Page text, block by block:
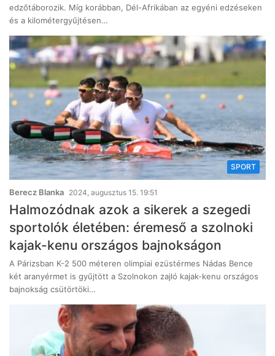
edzőtáborozik. Míg korábban, Dél-Afrikában az egyéni edzéseken
és a kilométergyűjtésen…
SPORT
Berecz Blanka 2024, augusztus 15. 19:51
Halmozódnak azok a sikerek a szegedi
sportolók életében: éremeső a szolnoki
kajak-kenu országos bajnokságon
A Párizsban K-2 500 méteren olimpiai ezüstérmes Nádas Bence
két aranyérmet is gyűjtött a Szolnokon zajló kajak-kenu országos
bajnokság csütörtöki…